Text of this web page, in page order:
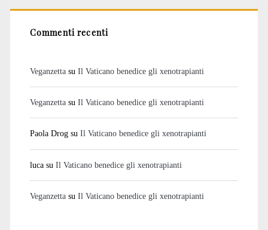
Commenti recenti
Veganzettasu Il Vaticano benedice gli xenotrapianti
Veganzettasu Il Vaticano benedice gli xenotrapianti
Paola Drogsu Il Vaticano benedice gli xenotrapianti
lucasu Il Vaticano benedice gli xenotrapianti
Veganzettasu Il Vaticano benedice gli xenotrapianti